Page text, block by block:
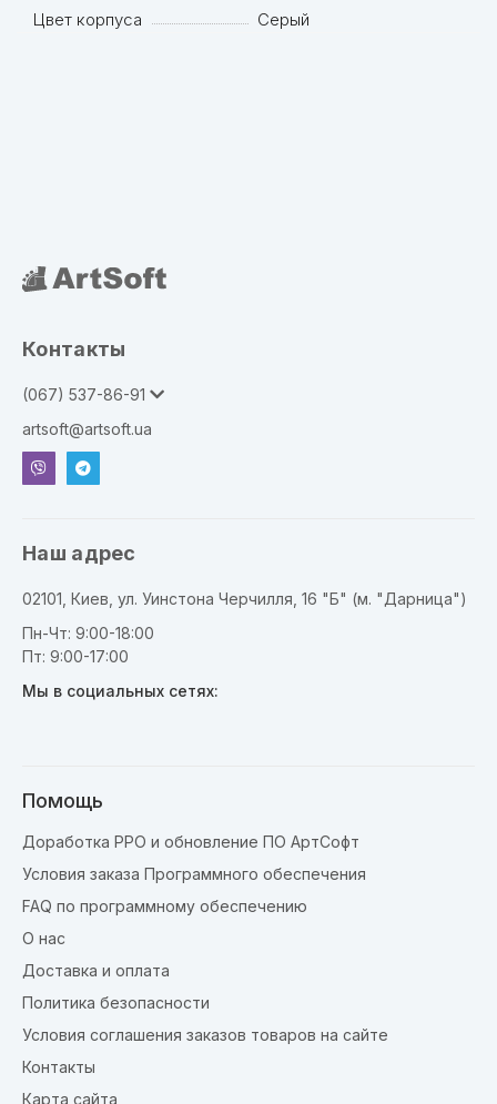
Цвет корпуса
Серый
Контакты
(067) 537-86-91
artsoft@artsoft.ua
Наш адрес
02101, Киев, ул. Уинстона Черчилля, 16 "Б" (м. "Дарница")
Пн-Чт: 9:00-18:00
Пт: 9:00-17:00
Мы в социальных сетях:
Помощь
Доработка РРО и обновление ПО АртСофт
Условия заказа Программного обеспечения
FAQ по программному обеспечению
О нас
Доставка и оплата
Политика безопасности
Условия соглашения заказов товаров на сайте
Контакты
Карта сайта